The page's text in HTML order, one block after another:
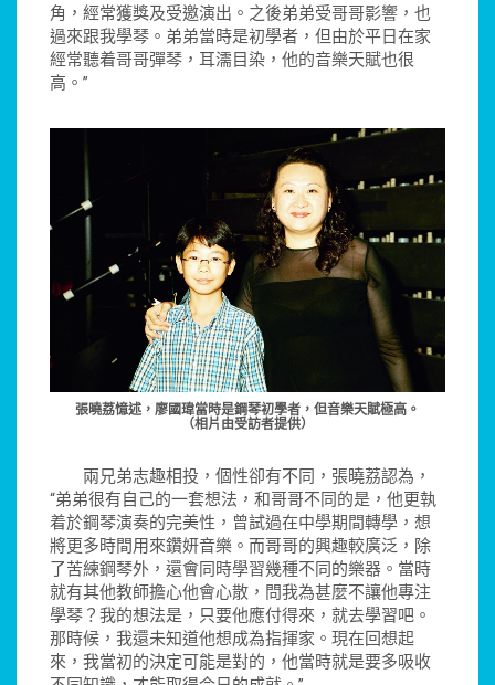
角，經常獲獎及受邀演出。之後弟弟受哥哥影響，也
過來跟我學琴。弟弟當時是初學者，但由於平日在家
經常聽着哥哥彈琴，耳濡目染，他的音樂天賦也很
高。”
張曉荔憶述，廖國瑋當時是鋼琴初學者，但音樂天賦極高。
（相片由受訪者提供）
兩兄弟志趣相投，個性卻有不同，張曉荔認為，
“弟弟很有自己的一套想法，和哥哥不同的是，他更執
着於鋼琴演奏的完美性，曾試過在中學期間轉學，想
將更多時間用來鑽妍音樂。而哥哥的興趣較廣泛，除
了苦練鋼琴外，還會同時學習幾種不同的樂器。當時
就有其他教師擔心他會心散，問我為甚麼不讓他專注
學琴？我的想法是，只要他應付得來，就去學習吧。
那時候，我還未知道他想成為指揮家。現在回想起
來，我當初的決定可能是對的，他當時就是要多吸收